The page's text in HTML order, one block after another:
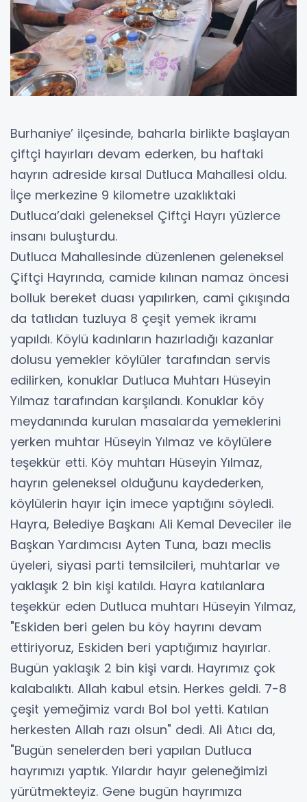
Burhaniye’ ilçesinde, baharla birlikte başlayan
çiftçi hayırları devam ederken, bu haftaki
hayrın adreside kırsal Dutluca Mahallesi oldu.
İlçe merkezine 9 kilometre uzaklıktaki
Dutluca’daki geleneksel Çiftçi Hayrı yüzlerce
insanı buluşturdu.
Dutluca Mahallesinde düzenlenen geleneksel
Çiftçi Hayrında, camide kılınan namaz öncesi
bolluk bereket duası yapılırken, cami çıkışında
da tatlıdan tuzluya 8 çeşit yemek ikramı
yapıldı. Köylü kadınların hazırladığı kazanlar
dolusu yemekler köylüler tarafından servis
edilirken, konuklar Dutluca Muhtarı Hüseyin
Yılmaz tarafından karşılandı. Konuklar köy
meydanında kurulan masalarda yemeklerini
yerken muhtar Hüseyin Yılmaz ve köylülere
teşekkür etti. Köy muhtarı Hüseyin Yılmaz,
hayrın geleneksel olduğunu kaydederken,
köylülerin hayır için imece yaptığını söyledi.
Hayra, Belediye Başkanı Ali Kemal Deveciler ile
Başkan Yardımcısı Ayten Tuna, bazı meclis
üyeleri, siyasi parti temsilcileri, muhtarlar ve
yaklaşık 2 bin kişi katıldı. Hayra katılanlara
teşekkür eden Dutluca muhtarı Hüseyin Yılmaz,
"Eskiden beri gelen bu köy hayrını devam
ettiriyoruz, Eskiden beri yaptığımız hayırlar.
Bugün yaklaşık 2 bin kişi vardı. Hayrımız çok
kalabalıktı. Allah kabul etsin. Herkes geldi. 7-8
çeşit yemeğimiz vardı Bol bol yetti. Katılan
herkesten Allah razı olsun" dedi. Ali Atıcı da,
"Bugün senelerden beri yapılan Dutluca
hayrımızı yaptık. Yılardır hayır geleneğimizi
yürütmekteyiz. Gene bugün hayrımıza